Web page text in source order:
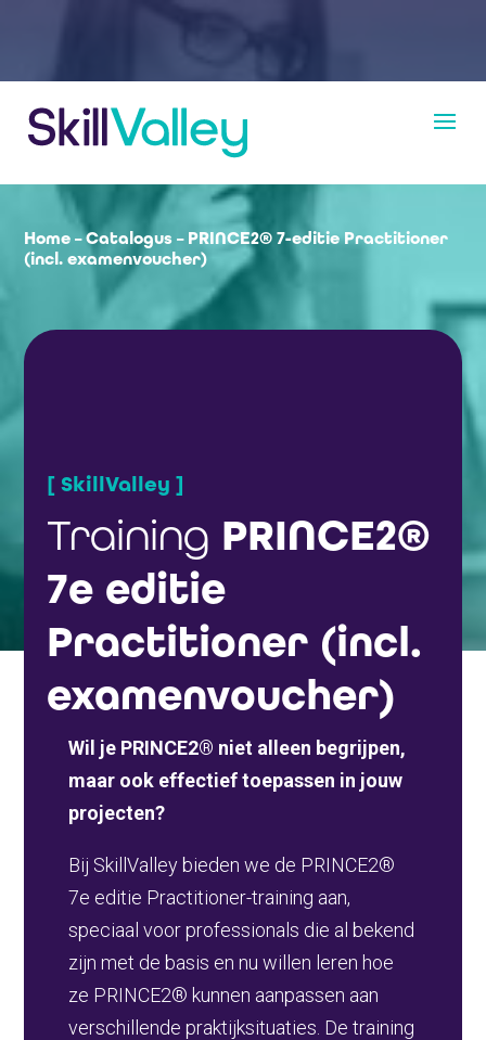
Home –Catalogus – PRINCE2® 7-editie Practitioner
(incl. examenvoucher)
[ SkillValley ]
Training PRINCE2®
7e editie
Practitioner (incl.
examenvoucher)
Wil je PRINCE2® niet alleen begrijpen,
maar ook effectief toepassen in jouw
projecten?
Bij SkillValley bieden we de PRINCE2®
7e editie Practitioner-training aan,
speciaal voor professionals die al bekend
zijn met de basis en nu willen leren hoe
ze PRINCE2® kunnen aanpassen aan
verschillende praktijksituaties. De training